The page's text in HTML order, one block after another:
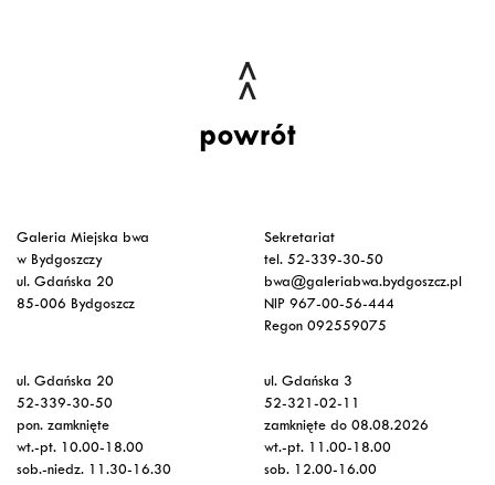
powrót
Galeria Miejska bwa
w Bydgoszczy
ul. Gdańska 20
85-006 Bydgoszcz
Sekretariat
tel. 52-339-30-50
bwa@galeriabwa.bydgoszcz.pl
NIP 967-00-56-444
Regon 092559075
ul. Gdańska 20
52-339-30-50
pon. zamknięte
wt.-pt. 10.00-18.00
sob.-niedz. 11.30-16.30
ul. Gdańska 3
52-321-02-11
zamknięte do 08.08.2026
wt.-pt. 11.00-18.00
sob. 12.00-16.00